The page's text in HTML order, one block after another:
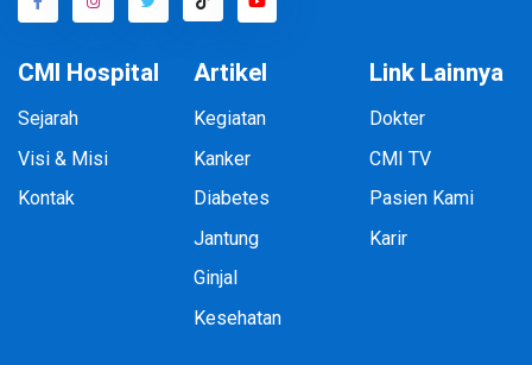
CMI Hospital
Sejarah
Visi & Misi
Kontak
Artikel
Kegiatan
Kanker
Diabetes
Jantung
Ginjal
Kesehatan
Link Lainnya
Dokter
CMI TV
Pasien Kami
Karir